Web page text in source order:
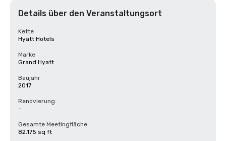
Details über den Veranstaltungsort
Kette
Hyatt Hotels
Marke
Grand Hyatt
Baujahr
2017
Renovierung
-
Gesamte Meetingfläche
82.175 sq ft